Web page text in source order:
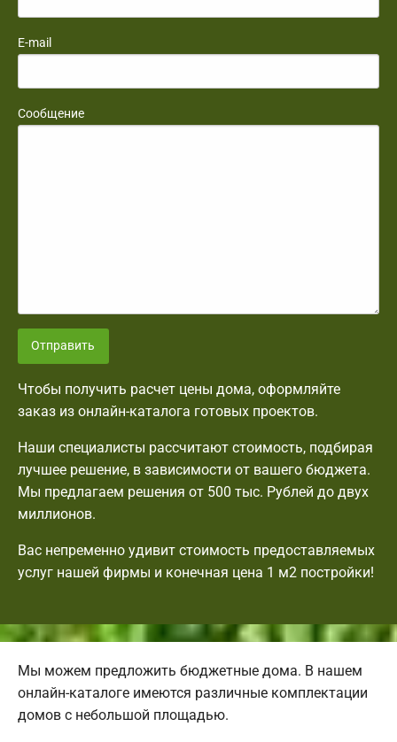
E-mail
Сообщение
Отправить
Чтобы получить расчет цены дома, оформляйте
заказ из онлайн-каталога готовых проектов.
Наши специалисты рассчитают стоимость, подбирая
лучшее решение, в зависимости от вашего бюджета.
Мы предлагаем решения от 500 тыс. Рублей до двух
миллионов.
Вас непременно удивит стоимость предоставляемых
услуг нашей фирмы и конечная цена 1 м2 постройки!
Мы можем предложить бюджетные дома. В нашем
онлайн-каталоге имеются различные комплектации
домов с небольшой площадью.